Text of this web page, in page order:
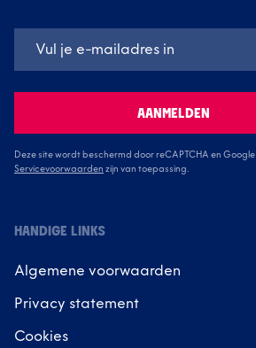
AANMELDEN
Deze site wordt beschermd door reCAPTCHA en Google
Servicevoorwaarden zijn van toepassing.
HANDIGE LINKS
Algemene voorwaarden
Privacy statement
Cookies